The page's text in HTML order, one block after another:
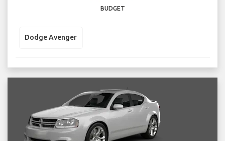
BUDGET
Dodge Avenger